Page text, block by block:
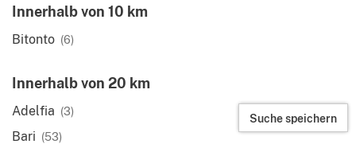
Innerhalb von 10 km
Bitonto (6)
Innerhalb von 20 km
Adelfia (3)
Bari (53)
Suche speichern